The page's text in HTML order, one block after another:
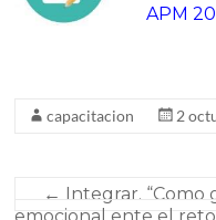
APM
capacitacion 2
← Integrar. “Como